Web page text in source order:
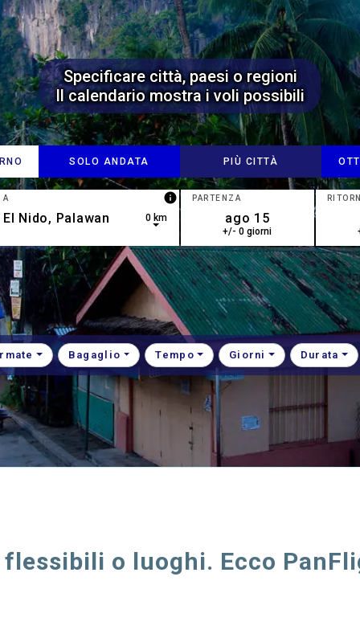
Specificare città, paesi o regioni
Il calendario mostra i voli possibili
SOLO ANDATA PIÙ CITTÀ
are available, use up and down arrow keys to navigate.
A info
0 km
PARTENZA
+/- 0 giorni
Bagaglio Tempo Giorni Durata
flessibili o luoghi. Ecco